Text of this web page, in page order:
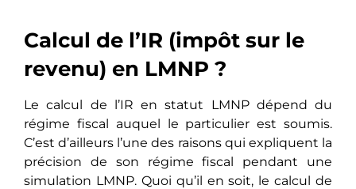
Calcul de l’IR (impôt sur le
revenu) en LMNP ?
Le calcul de l’IR en statut LMNP dépend du
régime fiscal auquel le particulier est soumis.
C’est d’ailleurs l’une des raisons qui expliquent la
précision de son régime fiscal pendant une
simulation LMNP. Quoi qu’il en soit, le calcul de